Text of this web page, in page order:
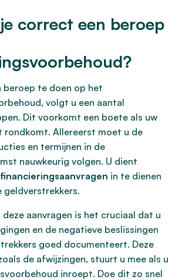
correct een beroep
beroep te doen op het
volgt u een aantal
Dit voorkomt een boete als uw
rondkomt. Allereerst moet u de
en termijnen in de
nauwkeurig volgen. U dient
in te dienen
geldverstrekkers.
deze aanvragen is het cruciaal dat u
en de negatieve beslissingen
goed documenteert. Deze
de afwijzingen, stuurt u mee als u
inroept. Doe dit zo snel